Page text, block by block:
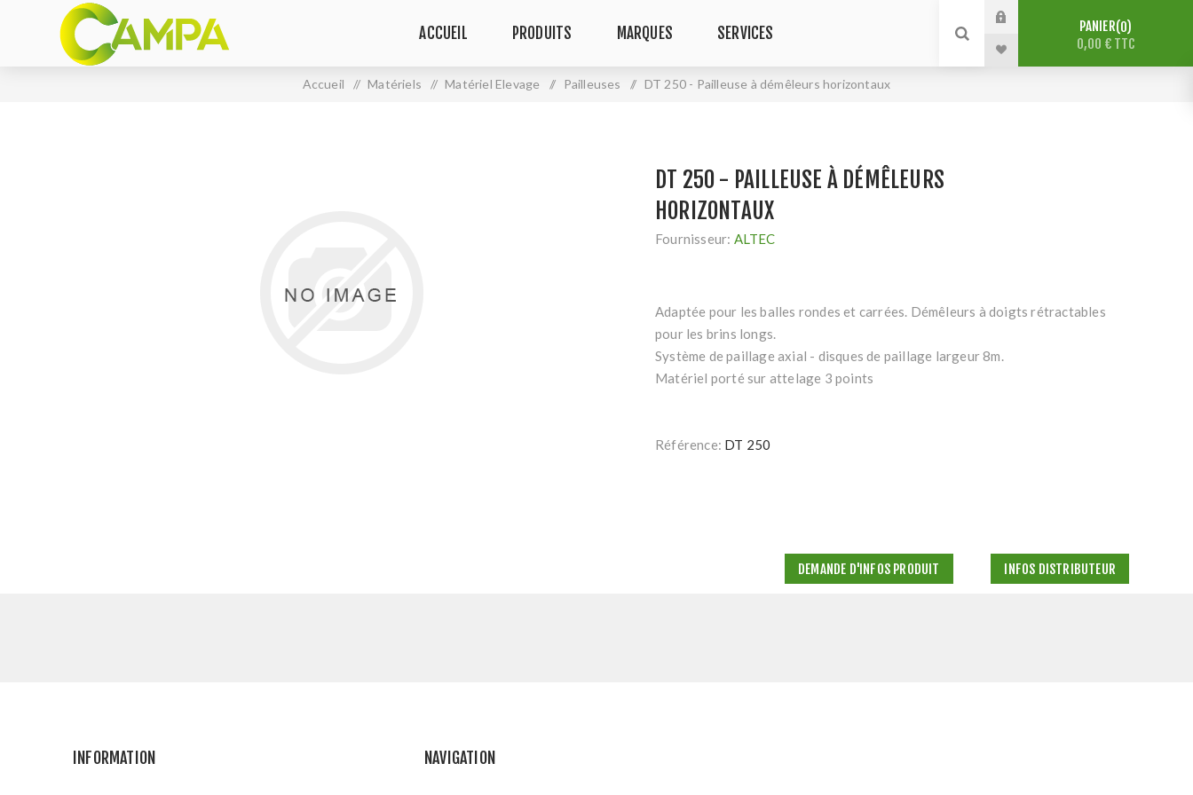
ACCUEIL PRODUITS MARQUES SERVICES PANIER 0
0,00 € TTC
Accueil / Matériels / Matériel Elevage / Pailleuses / DT 250 - Pailleuse à démêleurs horizontaux
DT 250 - PAILLEUSE À DÉMÊLEURS
HORIZONTAUX
Fournisseur: ALTEC
Adaptée pour les balles rondes et carrées. Démêleurs à doigts rétractables
pour les brins longs.
Système de paillage axial - disques de paillage largeur 8m.
Matériel porté sur attelage 3 points
Référence: DT 250
DEMANDE D'INFOS PRODUIT INFOS DISTRIBUTEUR
INFORMATION NAVIGATION